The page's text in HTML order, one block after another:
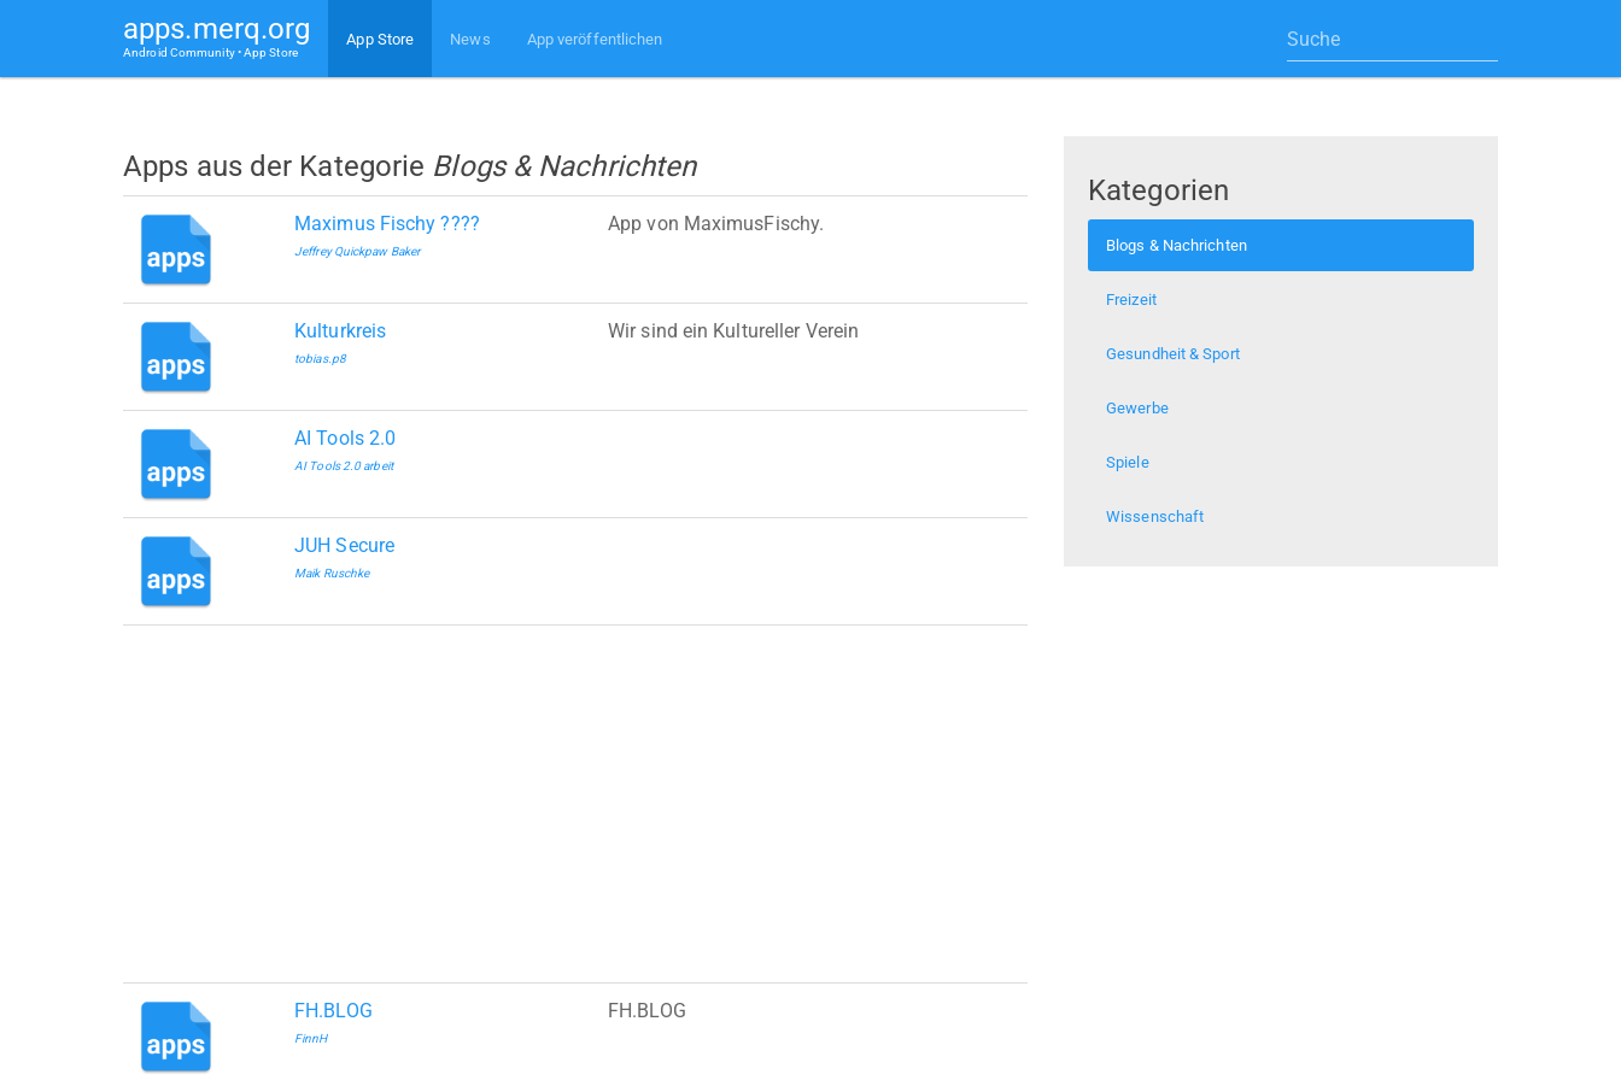
apps.merq.org
Android Community • App Store
App Store News App veröffentlichen
Apps aus der Kategorie Blogs & Nachrichten
Maximus Fischy ????
Jeffrey Quickpaw Baker
App von MaximusFischy.
Kulturkreis
tobias.p8
Wir sind ein Kultureller Verein
AI Tools 2.0
AI Tools 2.0 arbeit
JUH Secure
Maik Ruschke
FH.BLOG
FinnH
FH.BLOG
Kategorien
Blogs & Nachrichten
Freizeit
Gesundheit & Sport
Gewerbe
Spiele
Wissenschaft